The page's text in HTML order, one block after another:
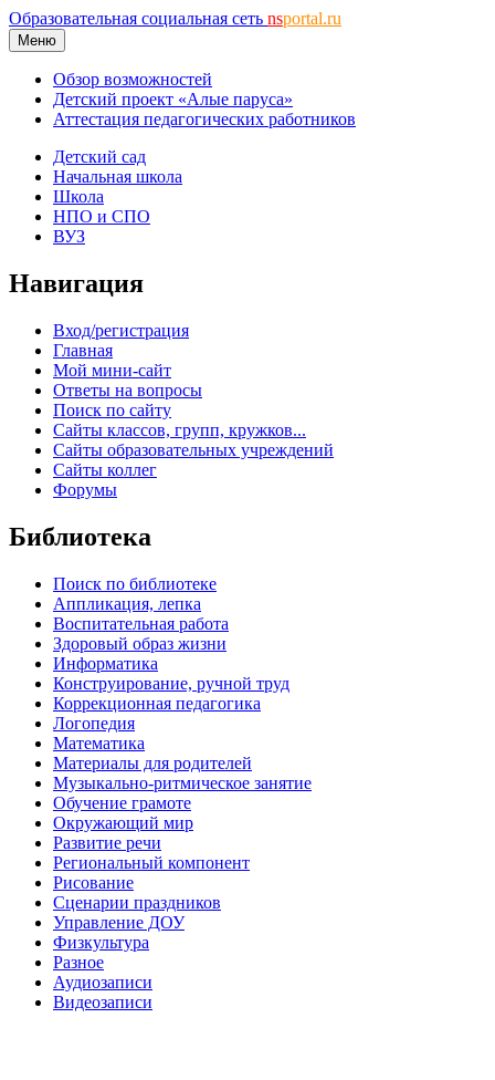
Образовательная социальная сеть nsportal.ru
Меню
Обзор возможностей
Детский проект «Алые паруса»
Аттестация педагогических работников
Детский сад
Начальная школа
Школа
НПО и СПО
ВУЗ
Навигация
Вход/регистрация
Главная
Мой мини-сайт
Ответы на вопросы
Поиск по сайту
Сайты классов, групп, кружков...
Сайты образовательных учреждений
Сайты коллег
Форумы
Библиотека
Поиск по библиотеке
Аппликация, лепка
Воспитательная работа
Здоровый образ жизни
Информатика
Конструирование, ручной труд
Коррекционная педагогика
Логопедия
Математика
Материалы для родителей
Музыкально-ритмическое занятие
Обучение грамоте
Окружающий мир
Развитие речи
Региональный компонент
Рисование
Сценарии праздников
Управление ДОУ
Физкультура
Разное
Аудиозаписи
Видеозаписи